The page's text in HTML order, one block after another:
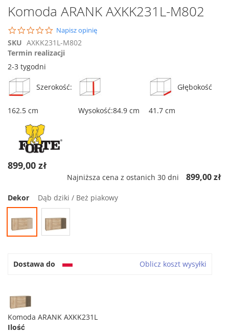
Przejdź
na
początek
galerii
Komoda ARANK AXKK231L-M802
0.0
star
rating
Napisz opinię
SKU AXKK231L-M802
Termin realizacji
2-3 tygodni
Szerokość:
162.5 cm Wysokość:84.9 cm
Głębokość
41.7 cm
899,00 zł
Najniższa cena z ostanich 30 dni 899,00 zł
Dekor Dąb dziki / Beż piakowy
Dostawa do Oblicz koszt wysyłki
Komoda ARANK AXKK231L
Ilość